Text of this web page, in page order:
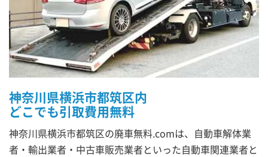
神奈川県横浜市都筑区内
どこでも引取費用無料
神奈川県横浜市都筑区の廃車無料.comは、自動車解体業
者・輸出業者・中古車販売業者といった自動車関連業者と